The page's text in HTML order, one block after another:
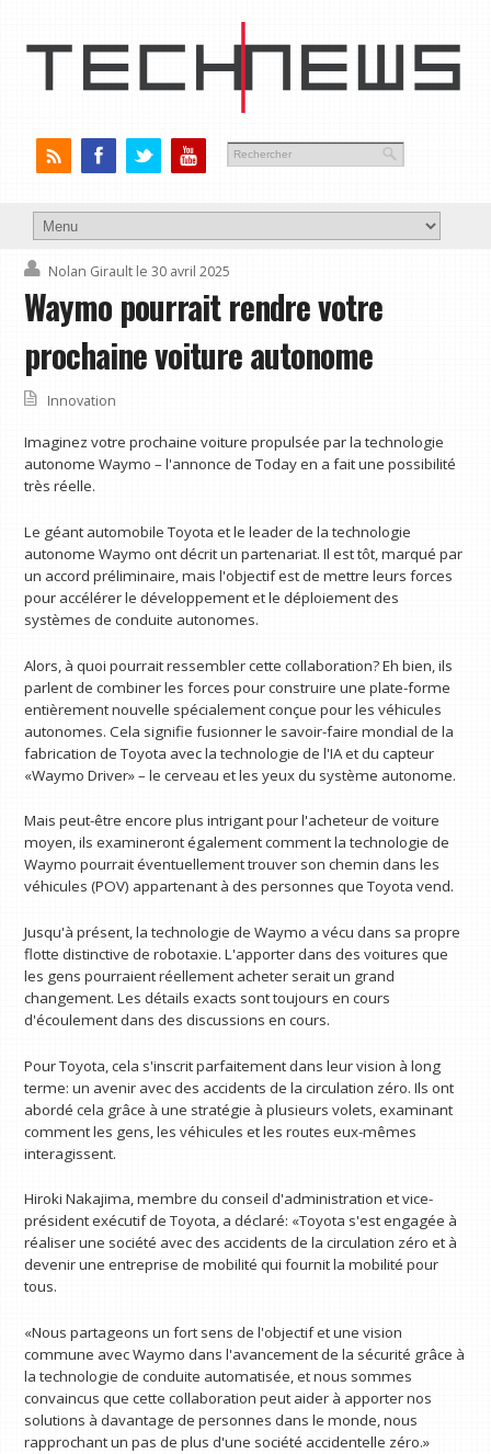
Nolan Girault le 30 avril 2025
Waymo pourrait rendre votre
prochaine voiture autonome
Innovation
Imaginez votre prochaine voiture propulsée par la technologie
autonome Waymo – l'annonce de Today en a fait une possibilité
très réelle.
Le géant automobile Toyota et le leader de la technologie
autonome Waymo ont décrit un partenariat. Il est tôt, marqué par
un accord préliminaire, mais l'objectif est de mettre leurs forces
pour accélérer le développement et le déploiement des
systèmes de conduite autonomes.
Alors, à quoi pourrait ressembler cette collaboration? Eh bien, ils
parlent de combiner les forces pour construire une plate-forme
entièrement nouvelle spécialement conçue pour les véhicules
autonomes. Cela signifie fusionner le savoir-faire mondial de la
fabrication de Toyota avec la technologie de l'IA et du capteur
«Waymo Driver» – le cerveau et les yeux du système autonome.
Mais peut-être encore plus intrigant pour l'acheteur de voiture
moyen, ils examineront également comment la technologie de
Waymo pourrait éventuellement trouver son chemin dans les
véhicules (POV) appartenant à des personnes que Toyota vend.
Jusqu'à présent, la technologie de Waymo a vécu dans sa propre
flotte distinctive de robotaxie. L'apporter dans des voitures que
les gens pourraient réellement acheter serait un grand
changement. Les détails exacts sont toujours en cours
d'écoulement dans des discussions en cours.
Pour Toyota, cela s'inscrit parfaitement dans leur vision à long
terme: un avenir avec des accidents de la circulation zéro. Ils ont
abordé cela grâce à une stratégie à plusieurs volets, examinant
comment les gens, les véhicules et les routes eux-mêmes
interagissent.
Hiroki Nakajima, membre du conseil d'administration et vice-
président exécutif de Toyota, a déclaré: «Toyota s'est engagée à
réaliser une société avec des accidents de la circulation zéro et à
devenir une entreprise de mobilité qui fournit la mobilité pour
tous.
«Nous partageons un fort sens de l'objectif et une vision
commune avec Waymo dans l'avancement de la sécurité grâce à
la technologie de conduite automatisée, et nous sommes
convaincus que cette collaboration peut aider à apporter nos
solutions à davantage de personnes dans le monde, nous
rapprochant un pas de plus d'une société accidentelle zéro.»